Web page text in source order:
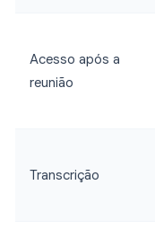
Acesso após a
reunião
Transcrição